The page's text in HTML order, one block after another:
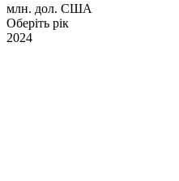
млн. дол. США
Оберіть рік
2024